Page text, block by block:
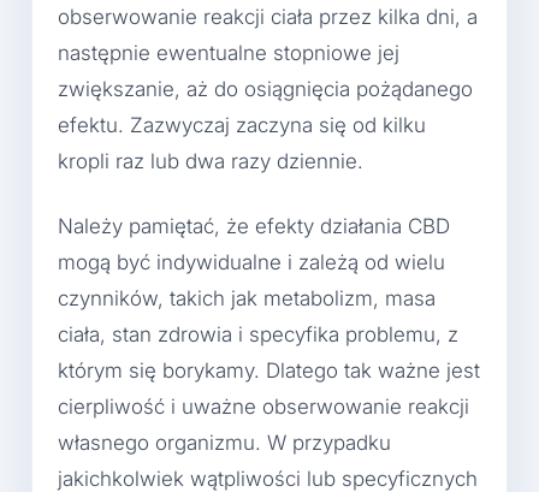
obserwowanie reakcji ciała przez kilka dni, a
następnie ewentualne stopniowe jej
zwiększanie, aż do osiągnięcia pożądanego
efektu. Zazwyczaj zaczyna się od kilku
kropli raz lub dwa razy dziennie.
Należy pamiętać, że efekty działania CBD
mogą być indywidualne i zależą od wielu
czynników, takich jak metabolizm, masa
ciała, stan zdrowia i specyfika problemu, z
którym się borykamy. Dlatego tak ważne jest
cierpliwość i uważne obserwowanie reakcji
własnego organizmu. W przypadku
jakichkolwiek wątpliwości lub specyficznych